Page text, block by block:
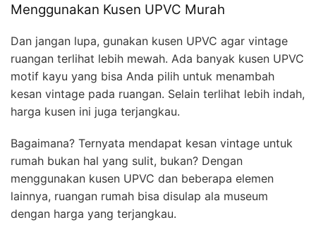
Menggunakan Kusen UPVC Murah
Dan jangan lupa, gunakan kusen UPVC agar vintage
ruangan terlihat lebih mewah. Ada banyak kusen UPVC
motif kayu yang bisa Anda pilih untuk menambah
kesan vintage pada ruangan. Selain terlihat lebih indah,
harga kusen ini juga terjangkau.
Bagaimana? Ternyata mendapat kesan vintage untuk
rumah bukan hal yang sulit, bukan? Dengan
menggunakan kusen UPVC dan beberapa elemen
lainnya, ruangan rumah bisa disulap ala museum
dengan harga yang terjangkau.